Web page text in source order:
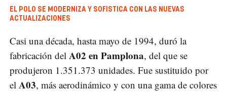
EL POLO SE MODERNIZA Y SOFISTICA CON LAS NUEVAS
ACTUALIZACIONES
Casi una década, hasta mayo de 1994, duró la
fabricación del A02 en Pamplona, del que se
produjeron 1.351.373 unidades. Fue sustituido por
el A03, más aerodinámico y con una gama de colores